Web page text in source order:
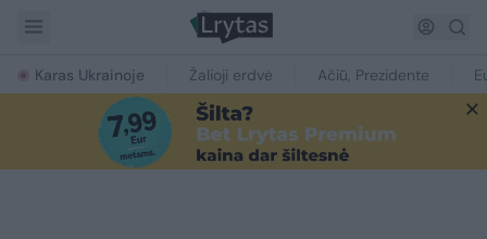
Karas Ukrainoje Žalioji erdvė Ačiū, Prezidente